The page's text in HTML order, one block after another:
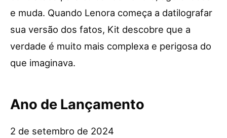
e muda. Quando Lenora começa a datilografar
sua versão dos fatos, Kit descobre que a
verdade é muito mais complexa e perigosa do
que imaginava.
Ano de Lançamento
2 de setembro de 2024